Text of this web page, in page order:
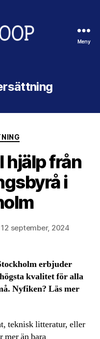
Meny
hjälp från
i
12 september, 2024
erbjuder
kvalitet för alla
Nyfiken? Läs mer
teknisk litteratur, eller